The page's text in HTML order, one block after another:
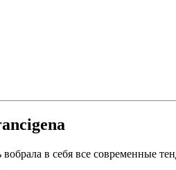
в себя все современные